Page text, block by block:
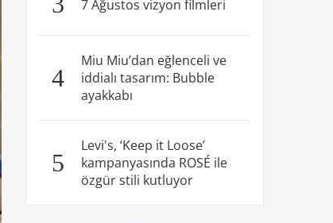
7 Ağustos vizyon filmleri
4
Miu Miu’dan eğlenceli ve
iddialı tasarım: Bubble
ayakkabı
5
Levi's, ‘Keep it Loose’
kampanyasında ROSÉ ile
özgür stili kutluyor